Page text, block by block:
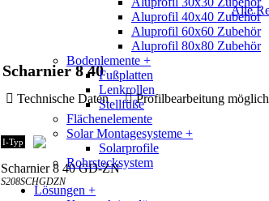
Aluprofil 40x40 Zubehör
Aluprofil 60x60 Zubehör
Aluprofil 80x80 Zubehör
Bodenlemente +
Fußplatten
Lenkrollen
Stellfüße
Flächenelemente
Solar Montagesysteme +
Solarprofile
Rohrstecksystem
Lösungen +
Alle
Scharnier 8 40
Technische Daten Profilbearbeitung
Scharnier 8 40 GD-ZN
S208SCHGDZN
I-Typ